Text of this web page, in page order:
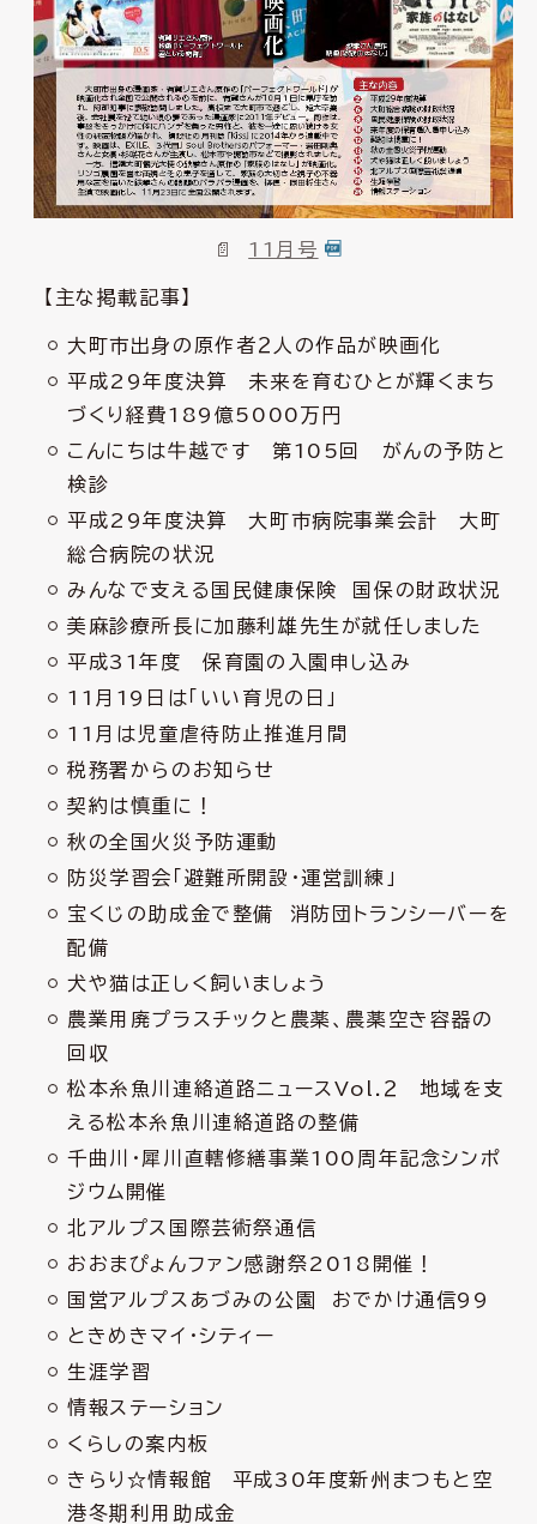
11月号
【主な掲載記事】
大町市出身の原作者２人の作品が映画化
平成29年度決算 未来を育むひとが輝くまち
づくり経費189億5000万円
こんにちは牛越です 第105回 がんの予防と
検診
平成29年度決算 大町市病院事業会計 大町
総合病院の状況
みんなで支える国民健康保険 国保の財政状況
美麻診療所長に加藤利雄先生が就任しました
平成31年度 保育園の入園申し込み
11月19日は「いい育児の日」
11月は児童虐待防止推進月間
税務署からのお知らせ
契約は慎重に！
秋の全国火災予防運動
防災学習会「避難所開設・運営訓練」
宝くじの助成金で整備 消防団トランシーバーを
配備
犬や猫は正しく飼いましょう
農業用廃プラスチックと農薬、農薬空き容器の
回収
松本糸魚川連絡道路ニュースVol.２ 地域を支
える松本糸魚川連絡道路の整備
千曲川・犀川直轄修繕事業100周年記念シンポ
ジウム開催
北アルプス国際芸術祭通信
おおまぴょんファン感謝祭2018開催！
国営アルプスあづみの公園 おでかけ通信99
ときめきマイ・シティー
生涯学習
情報ステーション
くらしの案内板
きらり☆情報館 平成30年度新州まつもと空
港冬期利用助成金